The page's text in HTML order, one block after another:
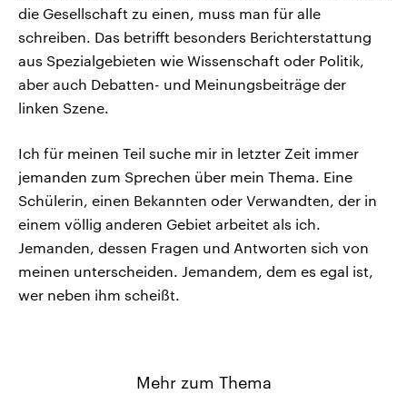
die Gesellschaft zu einen, muss man für alle
schreiben. Das betrifft besonders Berichterstattung
aus Spezialgebieten wie Wissenschaft oder Politik,
aber auch Debatten- und Meinungsbeiträge der
linken Szene.
Ich für meinen Teil suche mir in letzter Zeit immer
jemanden zum Sprechen über mein Thema. Eine
Schülerin, einen Bekannten oder Verwandten, der in
einem völlig anderen Gebiet arbeitet als ich.
Jemanden, dessen Fragen und Antworten sich von
meinen unterscheiden. Jemandem, dem es egal ist,
wer neben ihm scheißt.
Mehr zum Thema